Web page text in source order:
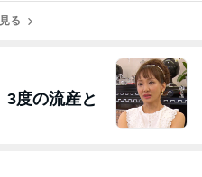
る
3度の流産と